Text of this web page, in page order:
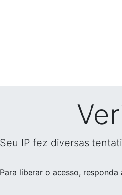
Seu IP fez diversas
Para liberar o acesso, responda